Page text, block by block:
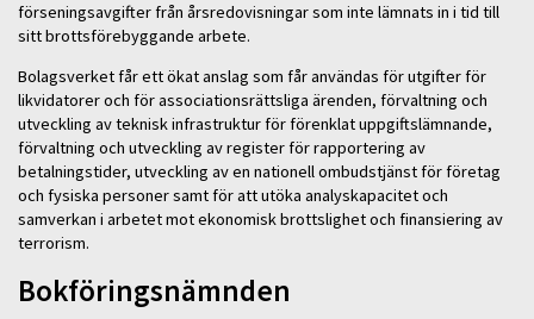
förseningsavgifter från årsredovisningar som inte lämnats in i tid till
sitt brottsförebyggande arbete.
Bolagsverket får ett ökat anslag som får användas för utgifter för
likvidatorer och för associationsrättsliga ärenden, förvaltning och
utveckling av teknisk infrastruktur för förenklat uppgiftslämnande,
förvaltning och utveckling av register för rapportering av
betalningstider, utveckling av en nationell ombudstjänst för företag
och fysiska personer samt för att utöka analyskapacitet och
samverkan i arbetet mot ekonomisk brottslighet och finansiering av
terrorism.
Bokföringsnämnden